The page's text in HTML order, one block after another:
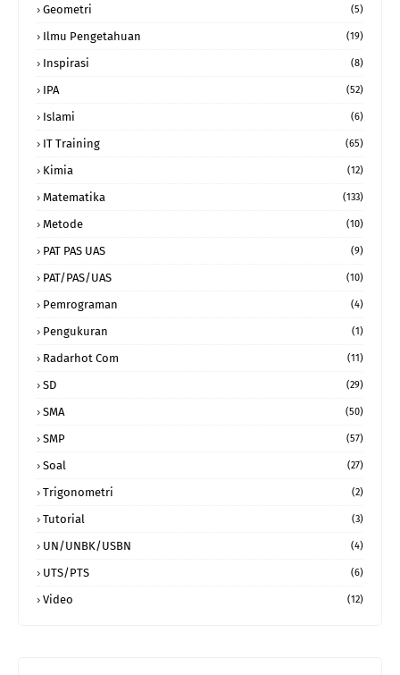
Geometri (5)
Ilmu Pengetahuan (19)
Inspirasi (8)
IPA (52)
Islami (6)
IT Training (65)
Kimia (12)
Matematika (133)
Metode (10)
PAT PAS UAS (9)
PAT/PAS/UAS (10)
Pemrograman (4)
Pengukuran (1)
Radarhot Com (11)
SD (29)
SMA (50)
SMP (57)
Soal (27)
Trigonometri (2)
Tutorial (3)
UN/UNBK/USBN (4)
UTS/PTS (6)
Video (12)